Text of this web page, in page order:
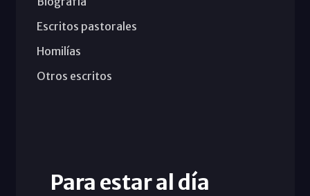
Escritos pastorales
Homilías
Otros escritos
Para estar al día